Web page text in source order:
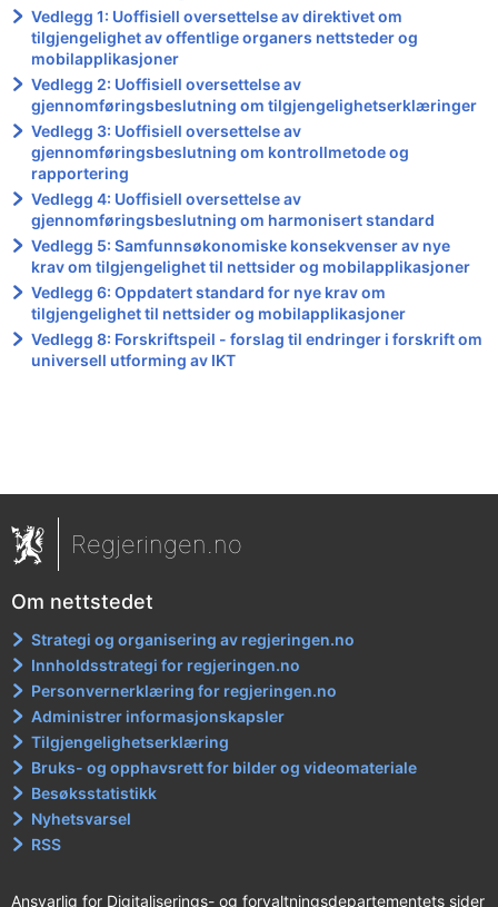
Vedlegg 1: Uoffisiell oversettelse av direktivet om
tilgjengelighet av offentlige organers nettsteder og
mobilapplikasjoner
Vedlegg 2: Uoffisiell oversettelse av
gjennomføringsbeslutning om tilgjengelighetserklæringer
Vedlegg 3: Uoffisiell oversettelse av
gjennomføringsbeslutning om kontrollmetode og
rapportering
Vedlegg 4: Uoffisiell oversettelse av
gjennomføringsbeslutning om harmonisert standard
Vedlegg 5: Samfunnsøkonomiske konsekvenser av nye
krav om tilgjengelighet til nettsider og mobilapplikasjoner
Vedlegg 6: Oppdatert standard for nye krav om
tilgjengelighet til nettsider og mobilapplikasjoner
Vedlegg 8: Forskriftspeil - forslag til endringer i forskrift om
universell utforming av IKT
Regjeringen.no
Om nettstedet
Strategi og organisering av regjeringen.no
Innholdsstrategi for regjeringen.no
Personvernerklæring for regjeringen.no
Administrer informasjonskapsler
Tilgjengelighetserklæring
Bruks- og opphavsrett for bilder og videomateriale
Besøksstatistikk
Nyhetsvarsel
RSS
Ansvarlig for Digitaliserings- og forvaltningsdepartementets sider